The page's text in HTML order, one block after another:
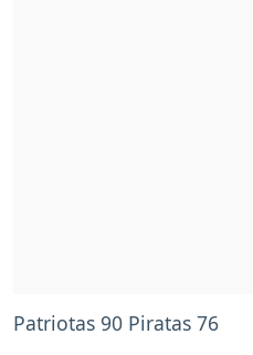
Patriotas 90 Piratas 76